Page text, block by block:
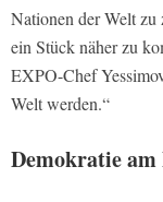
Nationen der Welt
ein Stück näher zu
EXPO-Chef
Welt werden.“
Demokratie am